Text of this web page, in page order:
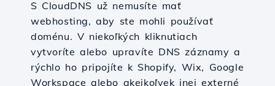
S CloudDNS už nemusíte mať
webhosting, aby ste mohli používať
doménu. V niekoľkých kliknutiach
vytvoríte alebo upravíte DNS záznamy a
rýchlo ho pripojíte k Shopify, Wix, Google
Workspace alebo akejkoľvek inej externé